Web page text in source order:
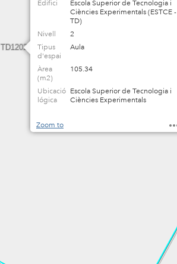
TD1202AA
Edifici
Escola Superior de Tecnologia i
Ciències Experimentals (ESTCE -
TD)
Nivell
2
Tipus
d'espai
Aula
Àrea
(m2)
105.34
Ubicació
lógica
Escola Superior de Tecnologia i
Ciències Experimentals
Zoom to